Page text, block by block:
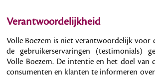
Verantwoordelijkheid
Volle Boezem is niet verantwoordelijk voor
de gebruikerservaringen (testimonials)
Volle Boezem. De intentie en het doel van
consumenten en klanten te informeren